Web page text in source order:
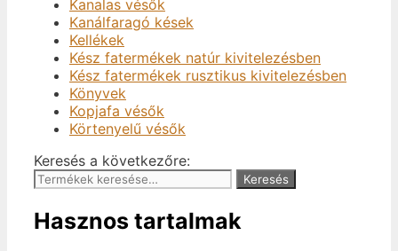
Kanalas vésők
Kanálfaragó kések
Kellékek
Kész fatermékek natúr kivitelezésben
Kész fatermékek rusztikus kivitelezésben
Könyvek
Kopjafa vésők
Körtenyelű vésők
Keresés a következőre:
Keresés
Hasznos tartalmak